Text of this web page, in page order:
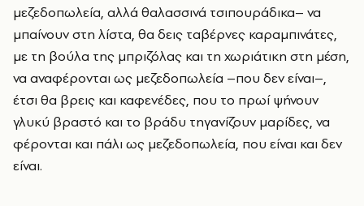
μεζεδοπωλεία, αλλά θαλασσινά τσιπουράδικα– να
μπαίνουν στη λίστα, θα δεις ταβέρνες καραμπινάτες,
με τη βούλα της μπριζόλας και τη χωριάτικη στη μέση,
να αναφέρονται ως μεζεδοπωλεία –που δεν είναι–,
έτσι θα βρεις και καφενέδες, που το πρωί ψήνουν
γλυκύ βραστό και το βράδυ τηγανίζουν μαρίδες, να
φέρονται και πάλι ως μεζεδοπωλεία, που είναι και δεν
είναι.